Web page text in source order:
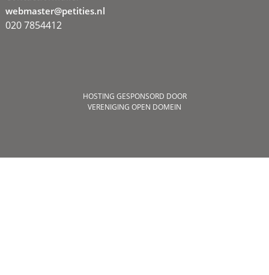
webmaster@petities.nl
020 7854412
HOSTING GESPONSORD DOOR
VERENIGING OPEN DOMEIN